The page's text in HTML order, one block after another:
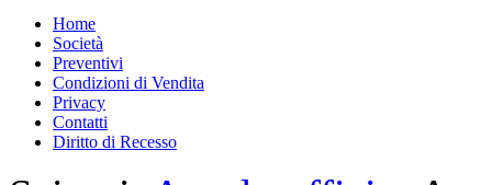
Home
Società
Preventivi
Condizioni di Vendita
Privacy
Contatti
Diritto di Recesso